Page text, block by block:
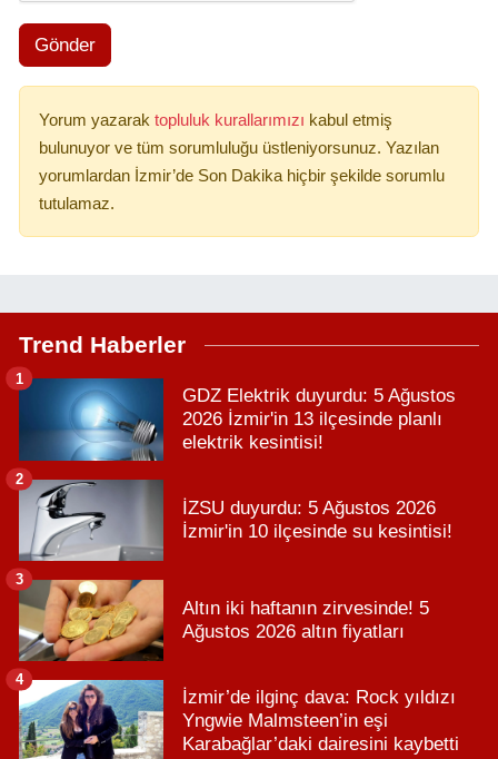
Gönder
Yorum yazarak topluluk kurallarımızı kabul etmiş
bulunuyor ve tüm sorumluluğu üstleniyorsunuz. Yazılan
yorumlardan İzmir’de Son Dakika hiçbir şekilde sorumlu
tutulamaz.
Trend Haberler
GDZ Elektrik duyurdu: 5 Ağustos
2026 İzmir'in 13 ilçesinde planlı
elektrik kesintisi!
1
İZSU duyurdu: 5 Ağustos 2026
İzmir'in 10 ilçesinde su kesintisi!
2
Altın iki haftanın zirvesinde! 5
Ağustos 2026 altın fiyatları
3
İzmir’de ilginç dava: Rock yıldızı
Yngwie Malmsteen’in eşi
Karabağlar’daki dairesini kaybetti
4